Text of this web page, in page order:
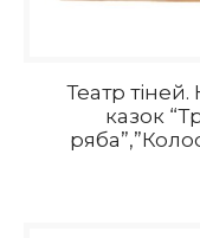
Театр
казок